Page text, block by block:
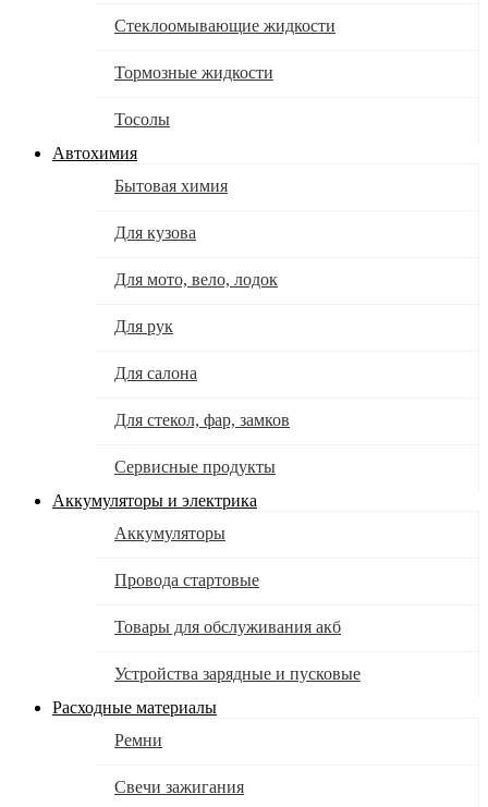
Стеклоомывающие жидкости
Тормозные жидкости
Тосолы
Автохимия
Бытовая химия
Для кузова
Для мото, вело, лодок
Для рук
Для салона
Для стекол, фар, замков
Сервисные продукты
Аккумуляторы и электрика
Аккумуляторы
Провода стартовые
Товары для обслуживания акб
Устройства зарядные и пусковые
Расходные материалы
Ремни
Свечи зажигания